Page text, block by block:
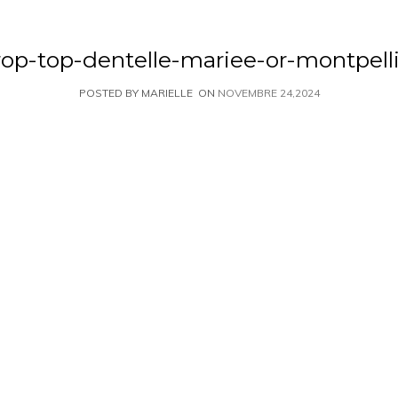
top-dentelle-mariee-or-
POSTED BY MARIELLE ON NOVEMBRE 24,2024